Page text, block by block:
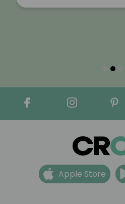
Apple Store